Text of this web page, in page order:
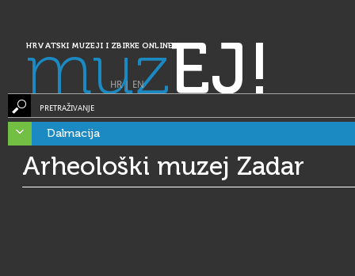
HRVATSKI MUZEJI I ZBIRKE ONLINE
muzEJ!
HR| EN
PRETRAŽIVANJE
Dalmacija
Arheološki muzej Zadar